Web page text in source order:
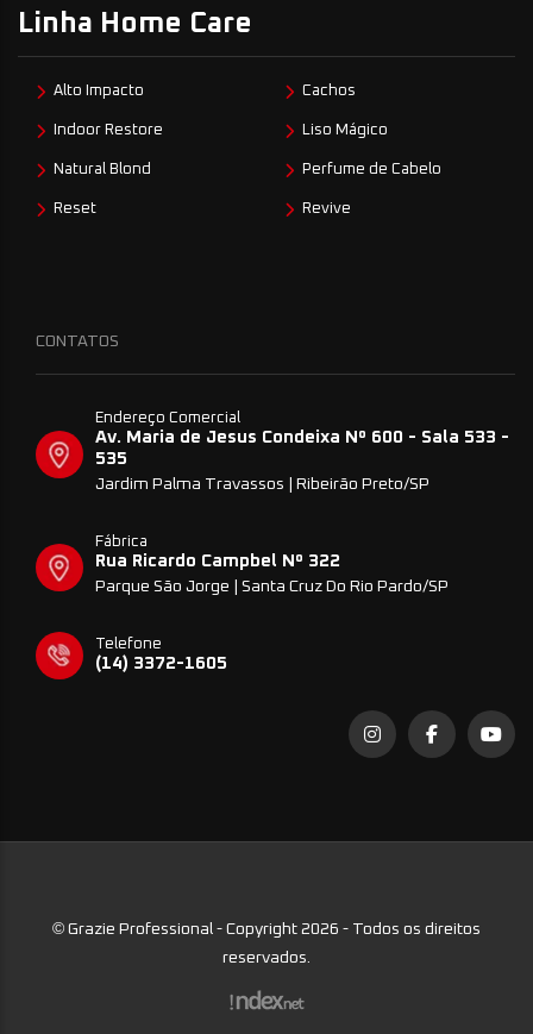
Linha Home Care
Alto Impacto Cachos
Indoor Restore Liso Mágico
Natural Blond Perfume de Cabelo
Reset Revive
CONTATOS
Endereço Comercial
Av. Maria de Jesus Condeixa Nº 600 - Sala 533 -
535
Jardim Palma Travassos | Ribeirão Preto/SP
Fábrica
Rua Ricardo Campbel Nº 322
Parque São Jorge | Santa Cruz Do Rio Pardo/SP
Telefone
(14) 3372-1605
© Grazie Professional - Copyright 2026 - Todos os direitos
reservados.